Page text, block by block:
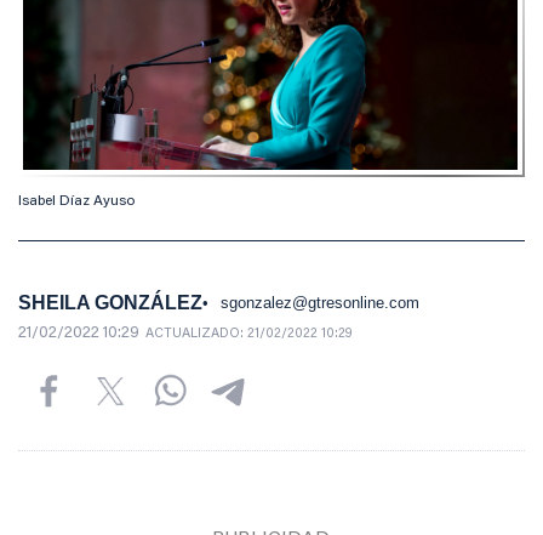
Isabel Díaz Ayuso
SHEILA GONZÁLEZ sgonzalez@gtresonline.com
21/02/2022 10:29 ACTUALIZADO: 21/02/2022 10:29